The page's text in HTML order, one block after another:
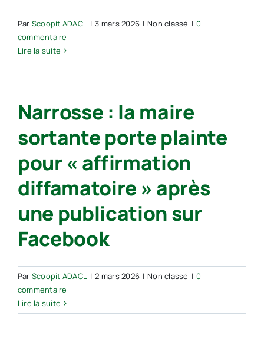
Par Scoopit ADACL | 3 mars 2026 | Non classé | 0
commentaire
Lire la suite
Narrosse : la maire
sortante porte plainte
pour « affirmation
diffamatoire » après
une publication sur
Facebook
Par Scoopit ADACL | 2 mars 2026 | Non classé | 0
commentaire
Lire la suite